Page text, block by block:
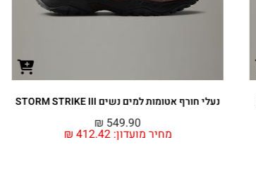
נעלי חורף אטומות למים נשים STORM STRIKE III
מחיר מועדון: ₪412.42
₪ 549.90